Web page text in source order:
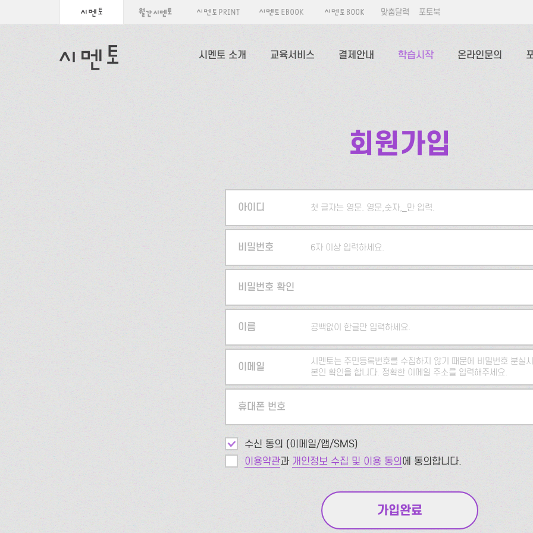
맞춤달력 포토북
시멘토 소개 교육서비스 결제안내 학습시작 온라인문의
회원가입
아이디 첫 글자는 영문. 영문,숫자,_만 입력.
5자 이상 입력하세요.
비밀번호 6자 이상 입력하세요.
비밀번호 확인
이름 공백없이 한글만 입력하세요.
이메일
시멘토는 주민등록번호를 수집하지 않기 때문에 비밀번호 분실
본인 확인을 합니다. 정확한 이메일 주소를 입력해주세요.
휴대폰 번호
수신 동의 (이메일/앱/SMS)
이용약관과 개인정보 수집 및 이용 동의에 동의합니다.